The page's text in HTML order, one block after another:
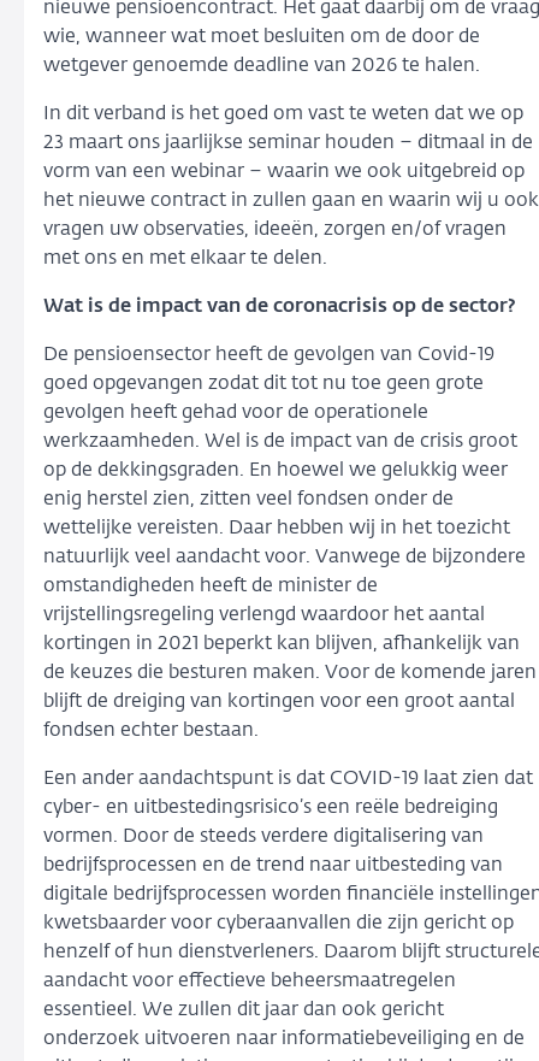
nieuwe pensioencontract. Het gaat daarbij om de vraag
wie, wanneer wat moet besluiten om de door de
wetgever genoemde deadline van 2026 te halen.
In dit verband is het goed om vast te weten dat we op
23 maart ons jaarlijkse seminar houden – ditmaal in de
vorm van een webinar – waarin we ook uitgebreid op
het nieuwe contract in zullen gaan en waarin wij u ook
vragen uw observaties, ideeën, zorgen en/of vragen
met ons en met elkaar te delen.
Wat is de impact van de coronacrisis op de sector?
De pensioensector heeft de gevolgen van Covid-19
goed opgevangen zodat dit tot nu toe geen grote
gevolgen heeft gehad voor de operationele
werkzaamheden. Wel is de impact van de crisis groot
op de dekkingsgraden. En hoewel we gelukkig weer
enig herstel zien, zitten veel fondsen onder de
wettelijke vereisten. Daar hebben wij in het toezicht
natuurlijk veel aandacht voor. Vanwege de bijzondere
omstandigheden heeft de minister de
vrijstellingsregeling verlengd waardoor het aantal
kortingen in 2021 beperkt kan blijven, afhankelijk van
de keuzes die besturen maken. Voor de komende jaren
blijft de dreiging van kortingen voor een groot aantal
fondsen echter bestaan.
Een ander aandachtspunt is dat COVID-19 laat zien dat
cyber- en uitbestedingsrisico’s een reële bedreiging
vormen. Door de steeds verdere digitalisering van
bedrijfsprocessen en de trend naar uitbesteding van
digitale bedrijfsprocessen worden financiële
kwetsbaarder voor cyberaanvallen die zijn gericht op
henzelf of hun dienstverleners. Daarom blijft
aandacht voor effectieve beheersmaatregelen
essentieel. We zullen dit jaar dan ook gericht
onderzoek uitvoeren naar informatiebeveiliging en de